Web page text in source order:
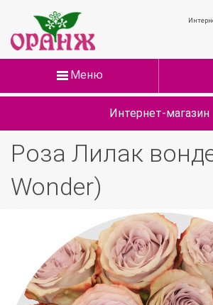
Меню
Интернет-магазин
Роза Лилак
Wonder)